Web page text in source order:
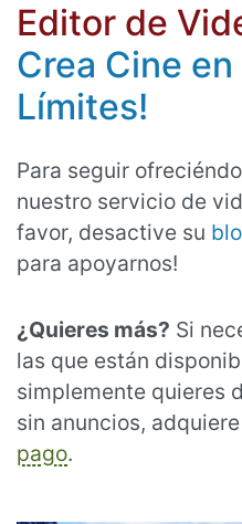
Editor de
Crea Cine
Límites!
Para seguir
nuestro servicio de
favor, desactive su
para apoyarnos!
¿Quieres más? Si
las que están
simplemente quieres
sin anuncios,
pago.